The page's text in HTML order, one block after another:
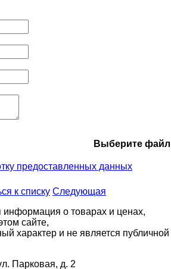
Выберите файл
предоставленных данных
к списку Следующая
о товарах и ценах,
сайте,
характер и не является публичной
Парковая, д. 2